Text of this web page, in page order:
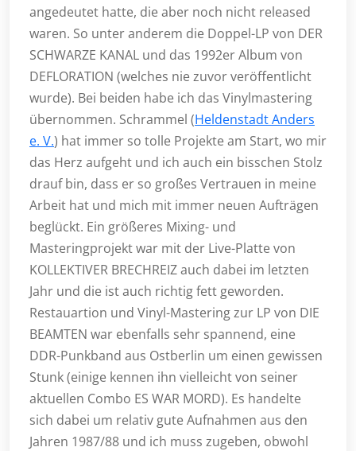
angedeutet hatte, die aber noch nicht released
waren. So unter anderem die Doppel-LP von DER
SCHWARZE KANAL und das 1992er Album von
DEFLORATION (welches nie zuvor veröffentlicht
wurde). Bei beiden habe ich das Vinylmastering
übernommen. Schrammel (Heldenstadt Anders
e. V.) hat immer so tolle Projekte am Start, wo mir
das Herz aufgeht und ich auch ein bisschen Stolz
drauf bin, dass er so großes Vertrauen in meine
Arbeit hat und mich mit immer neuen Aufträgen
beglückt. Ein größeres Mixing- und
Masteringprojekt war mit der Live-Platte von
KOLLEKTIVER BRECHREIZ auch dabei im letzten
Jahr und die ist auch richtig fett geworden.
Restauartion und Vinyl-Mastering zur LP von DIE
BEAMTEN war ebenfalls sehr spannend, eine
DDR-Punkband aus Ostberlin um einen gewissen
Stunk (einige kennen ihn vielleicht von seiner
aktuellen Combo ES WAR MORD). Es handelte
sich dabei um relativ gute Aufnahmen aus den
Jahren 1987/88 und ich muss zugeben, obwohl